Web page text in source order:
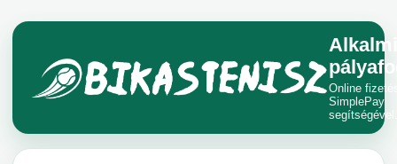
Alkalmi
Online
SimplePay
segítségével.